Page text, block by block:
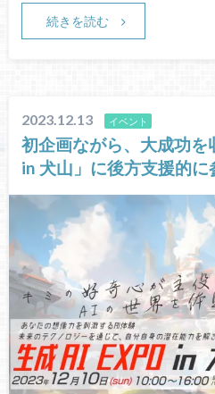
続きを読む
2023.12.13 イベント
初企画ながら、大成功を
in 犬山」に後方支援的に